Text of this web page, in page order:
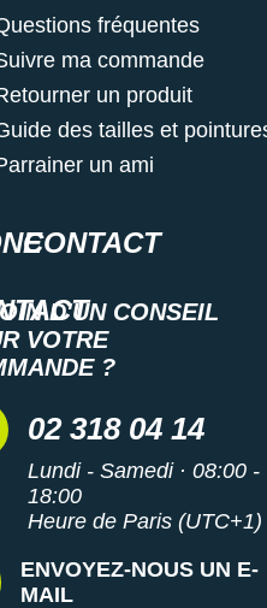
CONTACT
D'UN CONSEIL
VOTRE
?
02 318 04 14
Lundi - Samedi · 08:00 -
18:00
Heure de Paris (UTC+1)
ENVOYEZ-NOUS UN E-
MAIL
fréquentes
ma commande
un produit
des tailles et
un ami